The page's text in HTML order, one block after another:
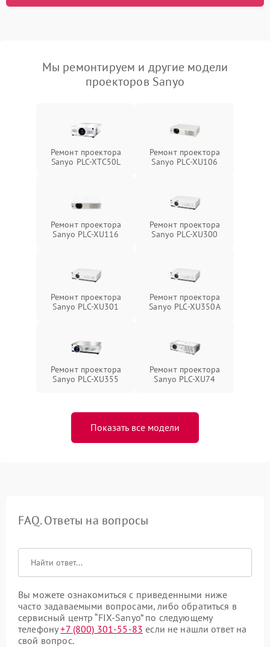
Мы ремонтируем и другие модели
проекторов Sanyo
Ремонт проектора
Sanyo PLC-XTC50L
Ремонт проектора
Sanyo PLC-XU106
Ремонт проектора
Sanyo PLC-XU116
Ремонт проектора
Sanyo PLC-XU300
Ремонт проектора
Sanyo PLC-XU301
Ремонт проектора
Sanyo PLC-XU350A
Ремонт проектора
Sanyo PLC-XU355
Ремонт проектора
Sanyo PLC-XU74
Показать все модели
FAQ. Ответы на вопросы
Вы можете ознакомиться с приведенными ниже
часто задаваемыми вопросами, либо обратиться в
сервисный центр “FIX-Sanyo” по следующему
телефону+7 (800) 301-55-83 если не нашли ответ на
свой вопрос.